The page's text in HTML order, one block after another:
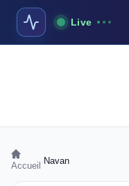
Live
Accueil Navan